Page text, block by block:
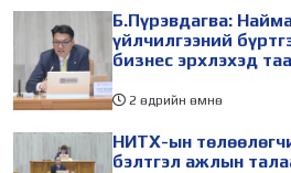
Б.Пүрэвдагва:
үйлчилгээний
бизнес эрхлэхэд
2 өдрийн өмнө
НИТХ-ын
бэлтгэл ажлын